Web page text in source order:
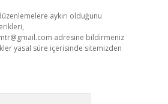
aykırı olduğunu
adresine bildirmeniz
yasal süre içerisinde sitemizden